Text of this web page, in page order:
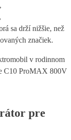
sa drží nižšie, než
značiek.
v rodinnom
C10 ProMAX 800V
pre